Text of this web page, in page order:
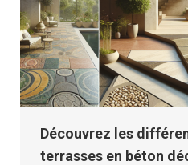
Découvrez les
terrasses en béton